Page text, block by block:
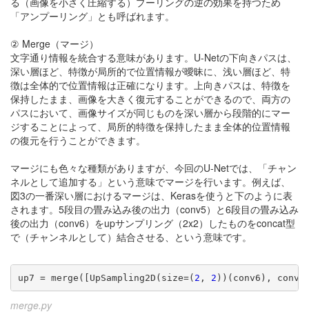
「アンプーリング」とも呼ばれます。
② Merge（マージ）
文字通り情報を統合する意味があります。U-Netの下向きパスは、
深い層ほど、特徴が局所的で位置情報が曖昧に、浅い層ほど、特
徴は全体的で位置情報は正確になります。上向きパスは、特徴を
保持したまま、画像を大きく復元することができるので、両方の
パスにおいて、画像サイズが同じものを深い層から段階的にマー
ジすることによって、局所的特徴を保持したまま全体的位置情報
の復元を行うことができます。
マージにも色々な種類がありますが、今回のU-Netでは、「チャン
ネルとして追加する」という意味でマージを行います。例えば、
図3の一番深い層におけるマージは、Kerasを使うと下のように表
されます。5段目の畳み込み後の出力（conv5）と6段目の畳み込み
後の出力（conv6）をupサンプリング（2x2）したものをconcat型
で（チャンネルとして）結合させる、という意味です。
up7 = merge([UpSampling2D(size=( 2 , 2 ))(conv6),
merge.py